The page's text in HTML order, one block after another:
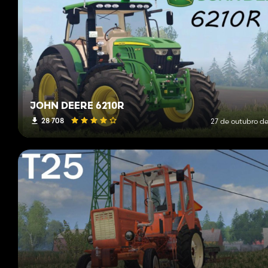
JOHN DEERE 6210R
28 708 27 de outubro